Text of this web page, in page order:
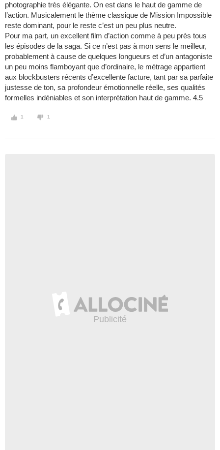
photographie très élégante. On est dans le haut de gamme de
l’action. Musicalement le thème classique de Mission Impossible
reste dominant, pour le reste c’est un peu plus neutre.
Pour ma part, un excellent film d’action comme à peu près tous
les épisodes de la saga. Si ce n’est pas à mon sens le meilleur,
probablement à cause de quelques longueurs et d’un antagoniste
un peu moins flamboyant que d’ordinaire, le métrage appartient
aux blockbusters récents d’excellente facture, tant par sa parfaite
justesse de ton, sa profondeur émotionnelle réelle, ses qualités
formelles indéniables et son interprétation haut de gamme. 4.5
1 1